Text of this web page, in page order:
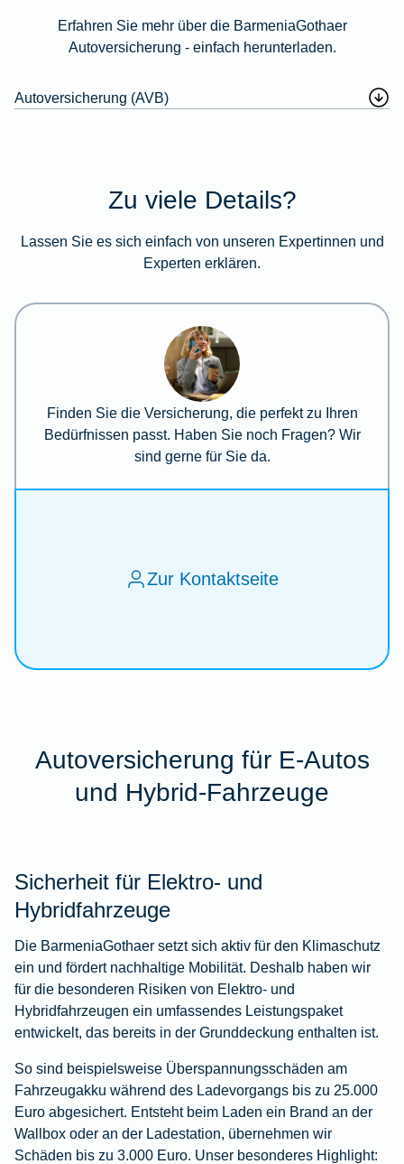
Erfahren Sie mehr über die BarmeniaGothaer
Autoversicherung - einfach herunterladen.
Autoversicherung (AVB)
Zu viele Details?
Lassen Sie es sich einfach von unseren Expertinnen und
Experten erklären.
Finden Sie die Versicherung, die perfekt zu Ihren
Bedürfnissen passt. Haben Sie noch Fragen? Wir
sind gerne für Sie da.
Zur Kontaktseite
Autoversicherung für E-Autos
und Hybrid-Fahrzeuge
Sicherheit für Elektro- und
Hybridfahrzeuge
Die BarmeniaGothaer setzt sich aktiv für den Klimaschutz
ein und fördert nachhaltige Mobilität. Deshalb haben wir
für die besonderen Risiken von Elektro- und
Hybridfahrzeugen ein umfassendes Leistungspaket
entwickelt, das bereits in der Grunddeckung enthalten ist.
So sind beispielsweise Überspannungsschäden am
Fahrzeugakku während des Ladevorgangs bis zu 25.000
Euro abgesichert. Entsteht beim Laden ein Brand an der
Wallbox oder an der Ladestation, übernehmen wir
Schäden bis zu 3.000 Euro. Unser besonderes Highlight: